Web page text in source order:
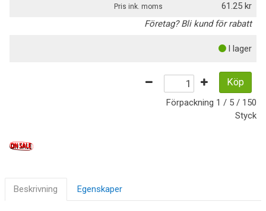
Pris ink. moms
61.25
Företag? Bli kund för rabatt
I lager
Köp
Förpackning 1 / 5 / 150
Styck
Beskrivning Egenskaper